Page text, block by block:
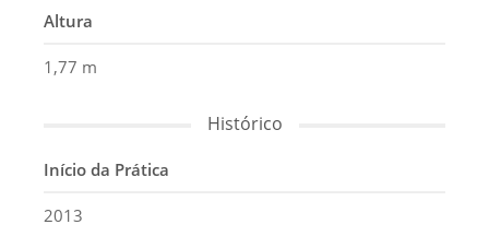
Altura
1,77 m
Histórico
Início da Prática
2013